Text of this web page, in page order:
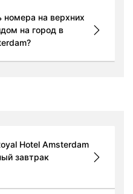
номера на верхних
на город в
Hotel Amsterdam
завтрак